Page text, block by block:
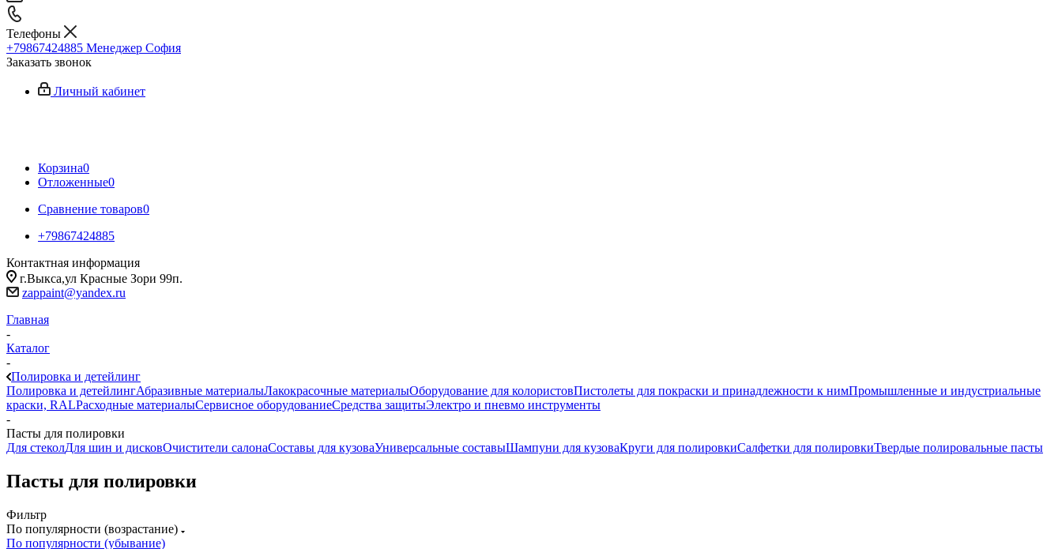
Телефоны
+79867424885 Менеджер София
Заказать звонок
Личный кабинет
Корзина0
Отложенные0
Сравнение товаров0
+79867424885
Контактная информация
г.Выкса,ул Красные Зори 99п.
zappaint@yandex.ru
Главная
-
Каталог
-
Полировка и детейлинг
Полировка и детейлингАбразивные материалыЛакокрасочные материалыОборудование для колористовПистолеты для покраски и принадлежности к нимПромышленные и индустриальные
краски, RALРасходные материалыСервисное оборудованиеСредства защитыЭлектро и пневмо инструменты
-
Пасты для полировки
Для стеколДля шин и дисковОчистители салонаСоставы для кузоваУниверсальные составыШампуни для кузоваКруги для полировкиСалфетки для полировкиТвердые полировальные пасты
Пасты для полировки
Фильтр
По популярности (возрастание)
По популярности (убывание)